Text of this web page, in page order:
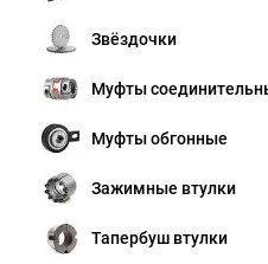
Звёздочки
Муфты
Муфты обгонные
Зажимные втулки
Тапербуш втулки